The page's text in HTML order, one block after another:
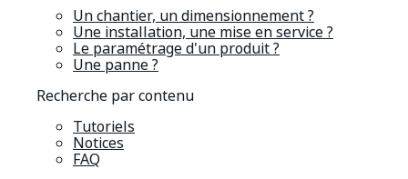
Un chantier, un dimensionnement ?
Une installation, une mise en service ?
Le paramétrage d'un produit ?
Une panne ?
Recherche par contenu
Tutoriels
Notices
FAQ